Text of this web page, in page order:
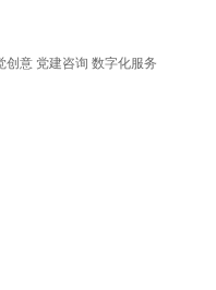
创意 党建咨询 数字化服务